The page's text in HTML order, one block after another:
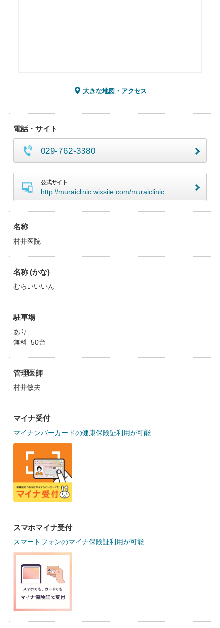
大きな地図・アクセス
電話・サイト
029-762-3380
公式サイト
http://muraiclinic.wixsite.com/muraiclinic
名称
村井医院
名称 (かな)
むらいいいん
駐車場
あり
無料: 50台
管理医師
村井敏夫
マイナ受付
マイナンバーカードの健康保険証利用が可能
スマホマイナ受付
スマートフォンのマイナ保険証利用が可能